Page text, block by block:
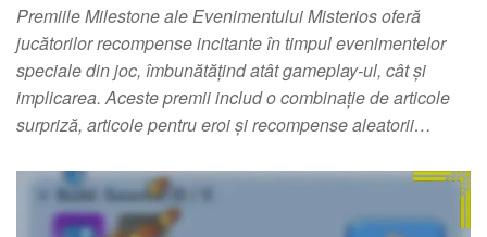
Premiile Milestone ale Evenimentului Misterios oferă
jucătorilor recompense incitante în timpul evenimentelor
speciale din joc, îmbunătățind atât gameplay-ul, cât și
implicarea. Aceste premii includ o combinație de articole
surpriză, articole pentru eroi și recompense aleatorii…